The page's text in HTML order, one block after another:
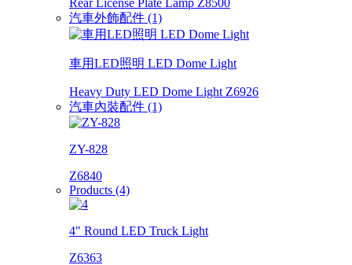
汽車外飾配件 (1)
車用LED照明 LED Dome Light
Heavy Duty LED Dome Light Z6926
汽車內裝配件 (1)
ZY-828
Z6840
Products (4)
4" Round LED Truck Light
Z6363